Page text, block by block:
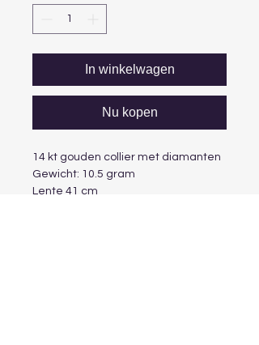
In winkelwagen
Nu kopen
14 kt gouden collier met diamanten
Gewicht: 10.5 gram
Lente 41 cm